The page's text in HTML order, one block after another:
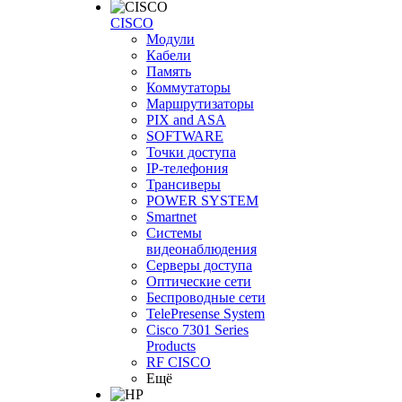
CISCO
Модули
Кабели
Память
Коммутаторы
Маршрутизаторы
PIX and ASA
SOFTWARE
Точки доступа
IP-телефония
Трансиверы
POWER SYSTEM
Smartnet
Системы
видеонаблюдения
Серверы доступа
Оптические сети
Беспроводные сети
TelePresense System
Cisco 7301 Series
Products
RF CISCO
Ещё